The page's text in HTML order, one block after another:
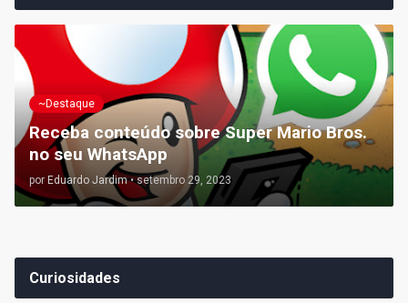
~Destaque
Receba conteúdo sobre Super Mario Bros.
no seu WhatsApp
por Eduardo Jardim • setembro 29, 2023
Curiosidades